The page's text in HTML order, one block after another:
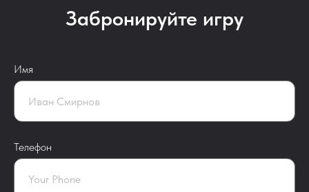
Забронируйте игру
Имя
Телефон